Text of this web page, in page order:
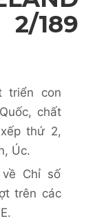
189
triển con
chất
thứ 2,
Úc.
Chỉ số
trên các